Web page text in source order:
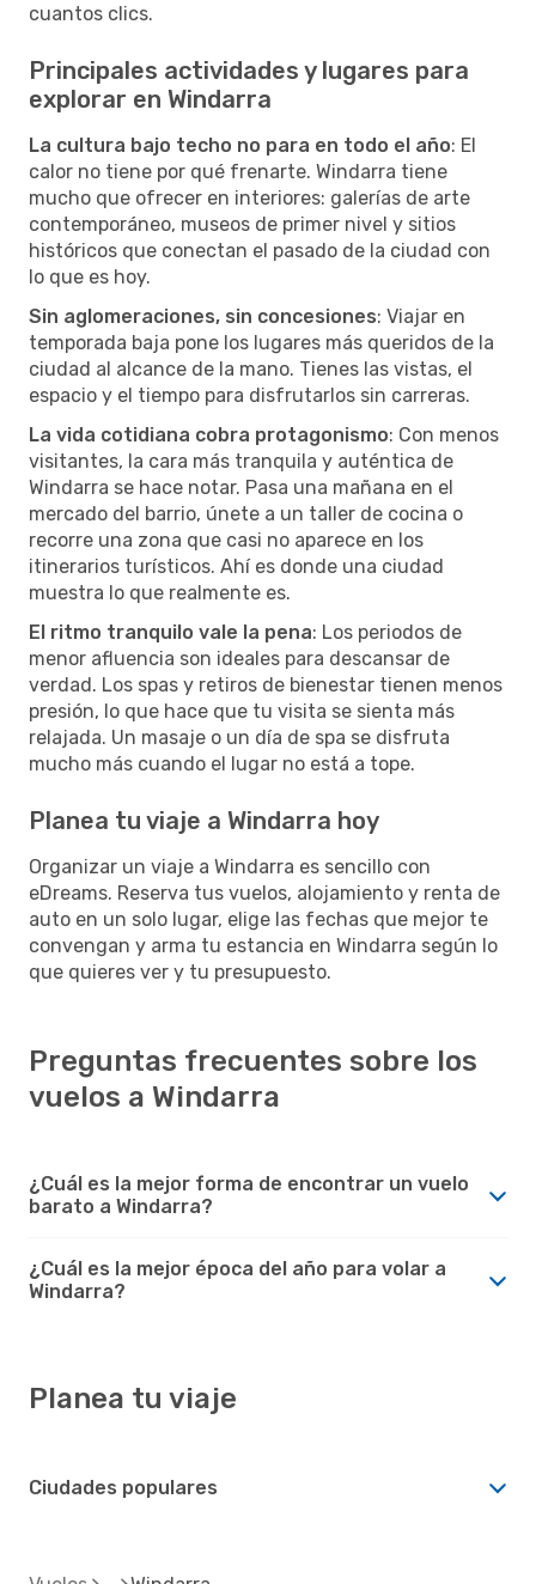
cuantos clics.
Principales actividades y lugares para
explorar en Windarra
La cultura bajo techo no para en todo el año: El
calor no tiene por qué frenarte. Windarra tiene
mucho que ofrecer en interiores: galerías de arte
contemporáneo, museos de primer nivel y sitios
históricos que conectan el pasado de la ciudad con
lo que es hoy.
Sin aglomeraciones, sin concesiones: Viajar en
temporada baja pone los lugares más queridos de la
ciudad al alcance de la mano. Tienes las vistas, el
espacio y el tiempo para disfrutarlos sin carreras.
La vida cotidiana cobra protagonismo: Con menos
visitantes, la cara más tranquila y auténtica de
Windarra se hace notar. Pasa una mañana en el
mercado del barrio, únete a un taller de cocina o
recorre una zona que casi no aparece en los
itinerarios turísticos. Ahí es donde una ciudad
muestra lo que realmente es.
El ritmo tranquilo vale la pena: Los periodos de
menor afluencia son ideales para descansar de
verdad. Los spas y retiros de bienestar tienen menos
presión, lo que hace que tu visita se sienta más
relajada. Un masaje o un día de spa se disfruta
mucho más cuando el lugar no está a tope.
Planea tu viaje a Windarra hoy
Organizar un viaje a Windarra es sencillo con
eDreams. Reserva tus vuelos, alojamiento y renta de
auto en un solo lugar, elige las fechas que mejor te
convengan y arma tu estancia en Windarra según lo
que quieres ver y tu presupuesto.
Preguntas frecuentes sobre los
vuelos a Windarra
¿Cuál es la mejor forma de encontrar un vuelo
barato a Windarra?
¿Cuál es la mejor época del año para volar a
Windarra?
Planea tu viaje
Ciudades populares